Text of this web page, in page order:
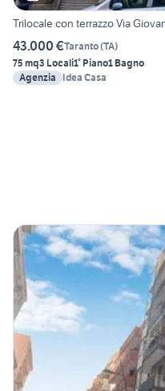
Trilocale con terrazzo Via
43.000 €Taranto(TA)
75 mq3 Locali1° Piano1 Bagno
Agenzia
Idea Casa